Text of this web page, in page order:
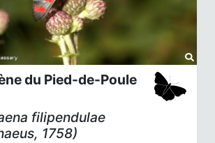
du Pied-de-Poule
filipendulae
1758)